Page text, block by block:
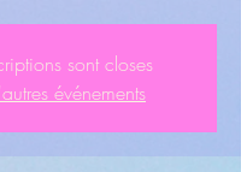
sont closes
événements